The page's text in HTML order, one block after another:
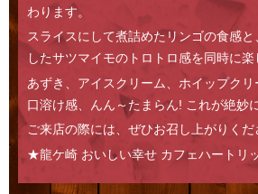
わります。
スライスにして煮詰めたリンゴの食感
したサツマイモのトロトロ感を同時に楽
あずき、アイスクリーム、ホイップクリ
口溶け感、んん～たまらん! これが絶妙
ご来店の際には、ぜひお召し上がりくだ
★龍ケ崎 おいしい幸せ カフェハートリ